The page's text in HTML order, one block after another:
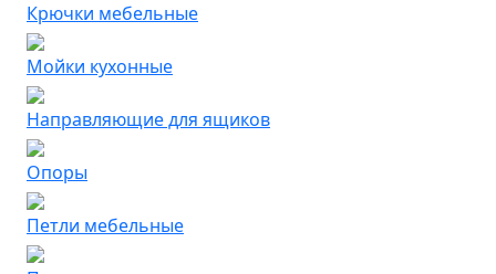
Крючки мебельные
Мойки кухонные
Направляющие для ящиков
Опоры
Петли мебельные